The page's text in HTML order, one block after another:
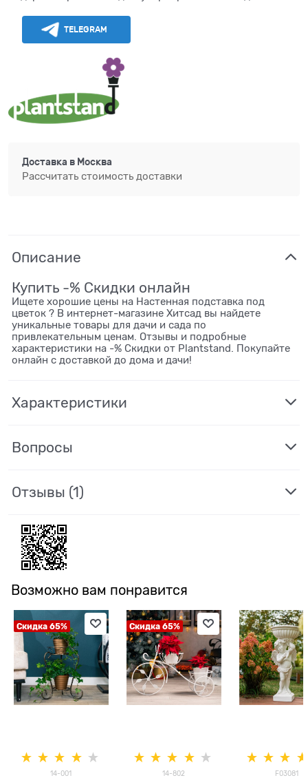
TELEGRAM
Доставка в Москва
Рассчитать стоимость доставки
Описание
Купить -% Скидки онлайн
Ищете хорошие цены на Настенная подставка под
цветок ? В интернет-магазине Хитсад вы найдете
уникальные товары для дачи и сада по
привлекательным ценам. Отзывы и подробные
характеристики на -% Скидки от Plantstand. Покупайте
онлайн с доставкой до дома и дачи!
Характеристики
Вопросы
Отзывы (1)
Возможно вам понравится
Скидка 65%
14-001
Скидка 65%
14-802 F03081